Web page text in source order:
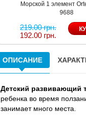
Морской 1 элемент
9688
219.00 грн.
192.00 грн.
ОПИСАНИЕ
Детский развивающий
ребенка во время
занимает много места.